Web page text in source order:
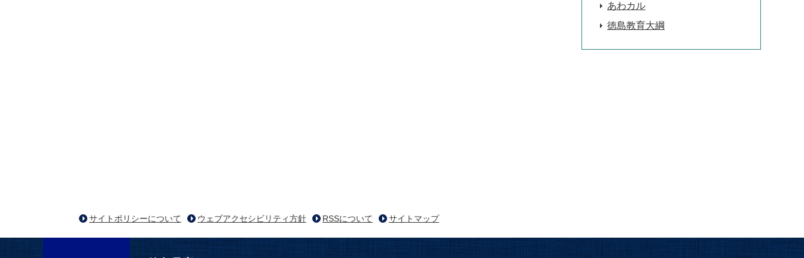
あわカル
徳島教育大綱
サイトポリシーについて ウェブアクセシビリティ方針 RSSについて サイトマップ